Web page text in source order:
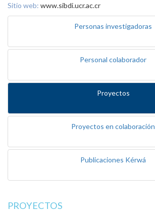
Sitio web: www.sibdi.ucr.ac.cr
Personas investigadoras
Personal colaborador
Proyectos
Proyectos en colaboración
Publicaciones Kérwá
PROYECTOS